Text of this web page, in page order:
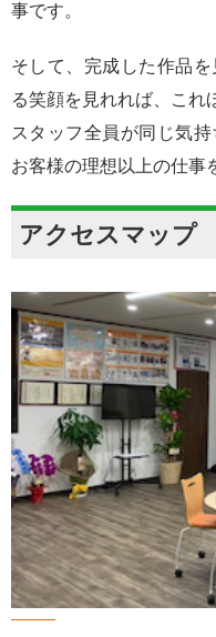
事です。
そして、完成した作品
る笑顔を見れれば、これ
スタッフ全員が同じ気
お客様の理想以上の仕事
アクセスマップ